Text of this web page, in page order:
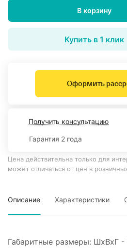
В корзину
Купить в 1 клик
Оформить
Получить консультацию
Гарантия 2 года
Цена действительна только для
может отличаться от цен в
Описание Характеристики
Габаритные размеры: ШхВхГ -